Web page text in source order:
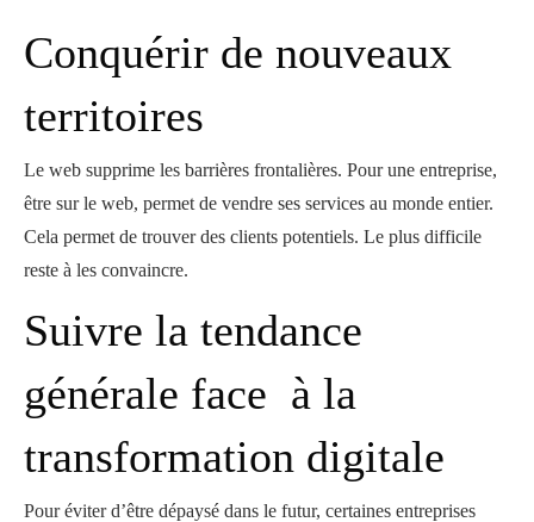
Conquérir de nouveaux
territoires
Le web supprime les barrières frontalières. Pour une entreprise,
être sur le web, permet de vendre ses services au monde entier.
Cela permet de trouver des clients potentiels. Le plus difficile
reste à les convaincre.
Suivre la tendance
générale face à la
transformation digitale
Pour éviter d’être dépaysé dans le futur, certaines entreprises